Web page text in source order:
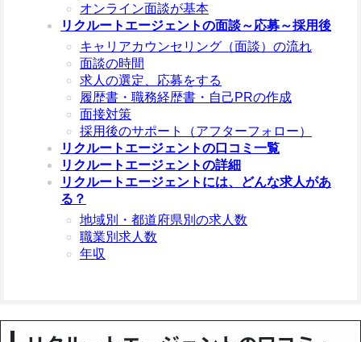
オンライン面談が基本
リクルートエージェントの面談～応募～採用後
キャリアカウンセリング（面談）の流れ
面談の時間
求人の選定、応募をする
履歴書・職務経歴書・自己PRの作成
面接対策
採用後のサポート（アフターフォロー）
リクルートエージェントの口コミ一覧
リクルートエージェントの詳細
リクルートエージェントには、どんな求人があ
る？
地域別・都道府県別の求人数
職業別求人数
年収